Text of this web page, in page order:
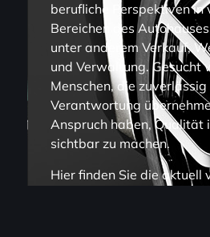
berufliche Perspektiven in
Bereichen des
unter anderem Verkauf,
und Verwaltung. Gesucht
Menschen, die
Verantwortung
Anspruch haben,
sichtbar zu machen.
Hier finden Sie die aktuell